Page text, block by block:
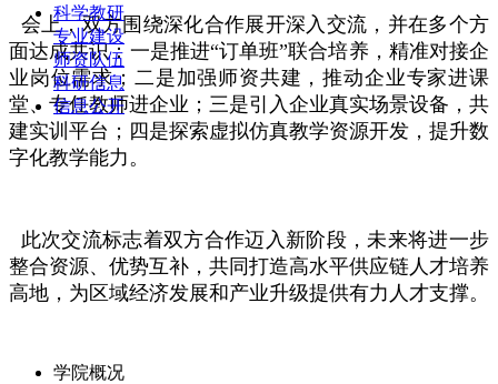
科学教研
专业建设
师资队伍
科研信息
信息公开
会上，双方围绕深化合作展开深入交流，并在多个方
面达成共识：一是推进“订单班”联合培养，精准对接企
业岗位需求；二是加强师资共建，推动企业专家进课
堂、专任教师进企业；三是引入企业真实场景设备，共
建实训平台；四是探索虚拟仿真教学资源开发，提升数
字化教学能力。
此次交流标志着双方合作迈入新阶段，未来将进一步
整合资源、优势互补，共同打造高水平供应链人才培养
高地，为区域经济发展和产业升级提供有力人才支撑。
学院概况